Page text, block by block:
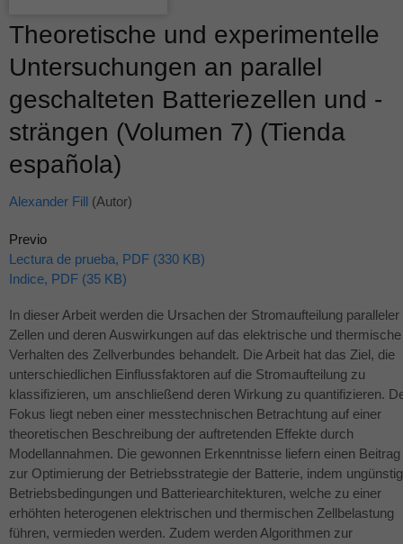
Theoretische und experimentelle
Untersuchungen an parallel
geschalteten Batteriezellen und -
strängen (Volumen 7) (Tienda
española)
Alexander Fill (Autor)
Previo
Lectura de prueba, PDF (330 KB)
Indice, PDF (35 KB)
In dieser Arbeit werden die Ursachen der Stromaufteilung paralleler
Zellen und deren Auswirkungen auf das elektrische und thermische
Verhalten des Zellverbundes behandelt. Die Arbeit hat das Ziel, die
unterschiedlichen Einflussfaktoren auf die Stromaufteilung zu
klassifizieren, um anschließend deren Wirkung zu quantifizieren.
Fokus liegt neben einer messtechnischen Betrachtung auf einer
theoretischen Beschreibung der auftretenden Effekte durch
Modellannahmen. Die gewonnen Erkenntnisse liefern einen Beitrag
zur Optimierung der Betriebsstrategie der Batterie, indem
Betriebsbedingungen und Batteriearchitekturen, welche zu einer
erhöhten heterogenen elektrischen und thermischen Zellbelastung
führen, vermieden werden. Zudem werden Algorithmen zur